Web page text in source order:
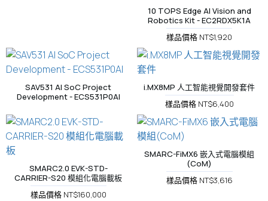
10 TOPS Edge AI Vision and
Robotics Kit - EC2RDX5K1A
樣品價格 NT$1,920
SAV531 AI SoC Project
Development - ECS531P0AI
i.MX8MP 人工智能視覺開發套件
樣品價格 NT$6,400
SMARC2.0 EVK-STD-
CARRIER-S20 模組化電腦載板
樣品價格 NT$160,000
SMARC-FiMX6 嵌入式電腦模組
(CoM)
樣品價格 NT$3,616